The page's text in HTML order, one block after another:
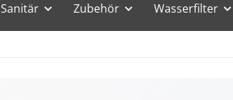
Sanitär Zubehör Wasserfilter